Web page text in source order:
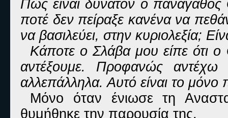
Πώς είναι δυνατόν ο
ποτέ δεν πείραξε κανένα να
να βασιλεύει, στην κυριολεξία;
Κάποτε ο Σλάβα μου είπε ότι
αντέξουμε. Προφανώς αντέχω
αλλεπάλληλα. Αυτό είναι το μόνο
Μόνο όταν ένιωσε τη
θυμήθηκε την παρουσία της.